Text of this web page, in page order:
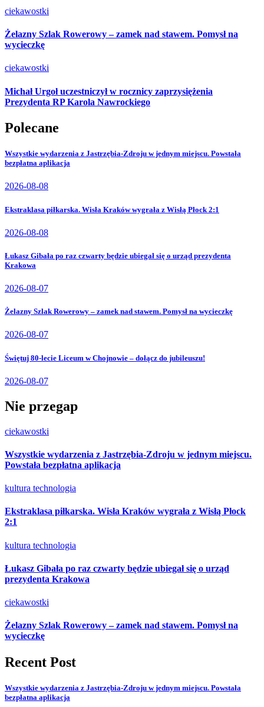
ciekawostki
Żelazny Szlak Rowerowy – zamek nad stawem. Pomysł na
wycieczkę
ciekawostki
Michał Urgoł uczestniczył w rocznicy zaprzysiężenia
Prezydenta RP Karola Nawrockiego
Polecane
Wszystkie wydarzenia z Jastrzębia-Zdroju w jednym miejscu. Powstała
bezpłatna aplikacja
2026-08-08
Ekstraklasa piłkarska. Wisła Kraków wygrała z Wisłą Płock 2:1
2026-08-08
Łukasz Gibała po raz czwarty będzie ubiegał się o urząd prezydenta
Krakowa
2026-08-07
Żelazny Szlak Rowerowy – zamek nad stawem. Pomysł na wycieczkę
2026-08-07
Świętuj 80-lecie Liceum w Chojnowie – dołącz do jubileuszu!
2026-08-07
Nie przegap
ciekawostki
Wszystkie wydarzenia z Jastrzębia-Zdroju w jednym miejscu.
Powstała bezpłatna aplikacja
kultura technologia
Ekstraklasa piłkarska. Wisła Kraków wygrała z Wisłą Płock
2:1
kultura technologia
Łukasz Gibała po raz czwarty będzie ubiegał się o urząd
prezydenta Krakowa
ciekawostki
Żelazny Szlak Rowerowy – zamek nad stawem. Pomysł na
wycieczkę
Recent Post
Wszystkie wydarzenia z Jastrzębia-Zdroju w jednym miejscu. Powstała
bezpłatna aplikacja